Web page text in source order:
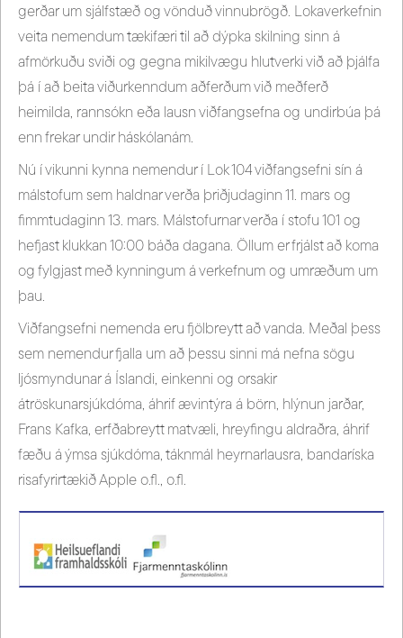
gerðar um sjálfstæð og vönduð vinnubrögð. Lokaverkefnin
veita nemendum tækifæri til að dýpka skilning sinn á
afmörkuðu sviði og gegna mikilvægu hlutverki við að þjálfa
þá í að beita viðurkenndum aðferðum við meðferð
heimilda, rannsókn eða lausn viðfangsefna og undirbúa þá
enn frekar undir háskólanám.
Nú í vikunni kynna nemendur í Lok 104 viðfangsefni sín á
málstofum sem haldnar verða þriðjudaginn 11. mars og
fimmtudaginn 13. mars. Málstofurnar verða í stofu 101 og
hefjast klukkan 10:00 báða dagana. Öllum er frjálst að koma
og fylgjast með kynningum á verkefnum og umræðum um
þau.
Viðfangsefni nemenda eru fjölbreytt að vanda. Meðal þess
sem nemendur fjalla um að þessu sinni má nefna sögu
ljósmyndunar á Íslandi, einkenni og orsakir
átröskunarsjúkdóma, áhrif ævintýra á börn, hlýnun jarðar,
Frans Kafka, erfðabreytt matvæli, hreyfingu aldraðra, áhrif
fæðu á ýmsa sjúkdóma, táknmál heyrnarlausra, bandaríska
risafyrirtækið Apple o.fl., o.fl.